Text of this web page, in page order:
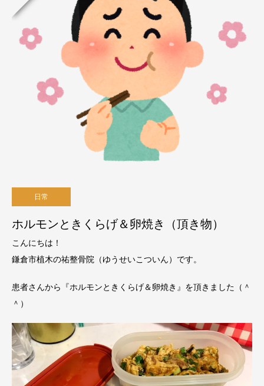
日常
ホルモンときくらげ＆卵焼き（頂き物）
こんにちは！
鎌倉市植木の祐整骨院（ゆうせいこついん）です。
患者さんから『ホルモンときくらげ＆卵焼き』を頂きました（＾
＾）